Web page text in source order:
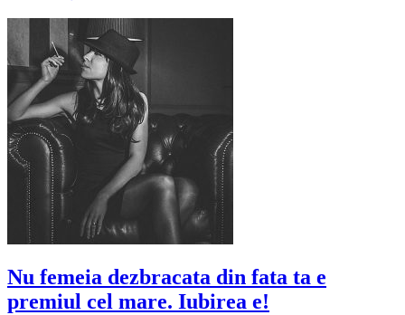
Nu femeia dezbracata din fata ta e
premiul cel mare. Iubirea e!